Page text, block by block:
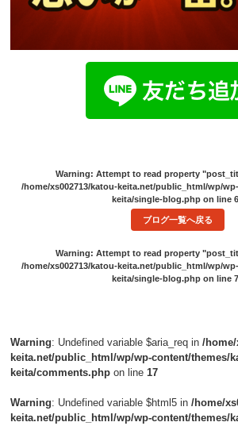
Warning: Attempt to read property
/home/xs002713/katou-keita.net/public_html/wp/
keita/single-blog.php on line
ブログ一覧へ戻る
Warning: Attempt to read property
/home/xs002713/katou-keita.net/public_html/wp/
keita/single-blog.php on line
Warning: Undefined variable $aria_req in/home/
keita.net/public_html/wp/wp-content/themes/
keita/comments.php on line17
Warning: Undefined variable $html5 in/home/
keita.net/public_html/wp/wp-content/themes/